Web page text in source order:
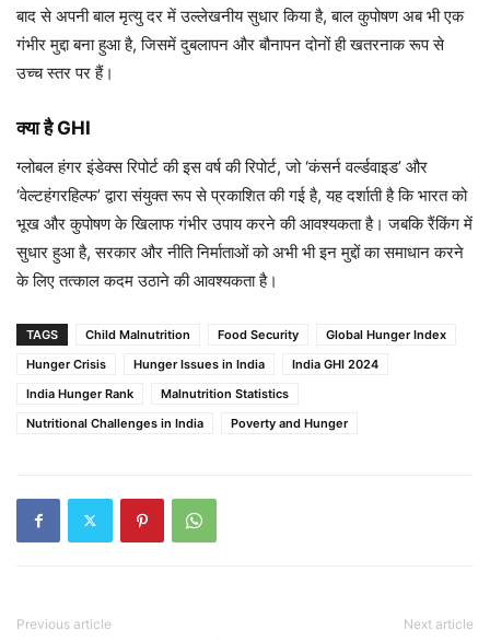
बाद से अपनी बाल मृत्यु दर में उल्लेखनीय सुधार किया है, बाल कुपोषण अब भी एक
गंभीर मुद्दा बना हुआ है, जिसमें दुबलापन और बौनापन दोनों ही खतरनाक रूप से
उच्च स्तर पर हैं।
क्या है GHI
ग्लोबल हंगर इंडेक्स रिपोर्ट की इस वर्ष की रिपोर्ट, जो ‘कंसर्न वर्ल्डवाइड’ और
‘वेल्टहंगरहिल्फ’ द्वारा संयुक्त रूप से प्रकाशित की गई है, यह दर्शाती है कि भारत को
भूख और कुपोषण के खिलाफ गंभीर उपाय करने की आवश्यकता है। जबकि रैंकिंग में
सुधार हुआ है, सरकार और नीति निर्माताओं को अभी भी इन मुद्दों का समाधान करने
के लिए तत्काल कदम उठाने की आवश्यकता है।
TAGS Child Malnutrition Food Security
Global Hunger Index
Hunger Crisis
Hunger Issues in India
India GHI 2024
India Hunger Rank
Malnutrition Statistics
Nutritional Challenges in India
Poverty and Hunger
Previous article Next article